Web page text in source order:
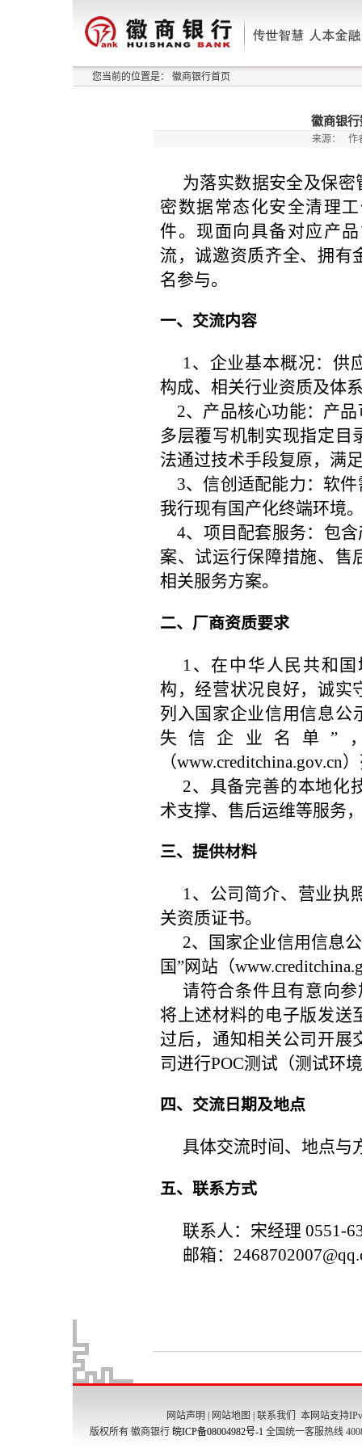
您当前的位置是： 徽商银行首页
徽商银
来源： 作
网站声明 网站地图 联系我们
本网站支持
版权所有 徽商银行 皖ICP备08004982号-1 全国统一客服热线